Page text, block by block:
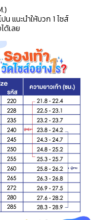
น แนะนำให้บวก 1 ไซส์
ด้เลย